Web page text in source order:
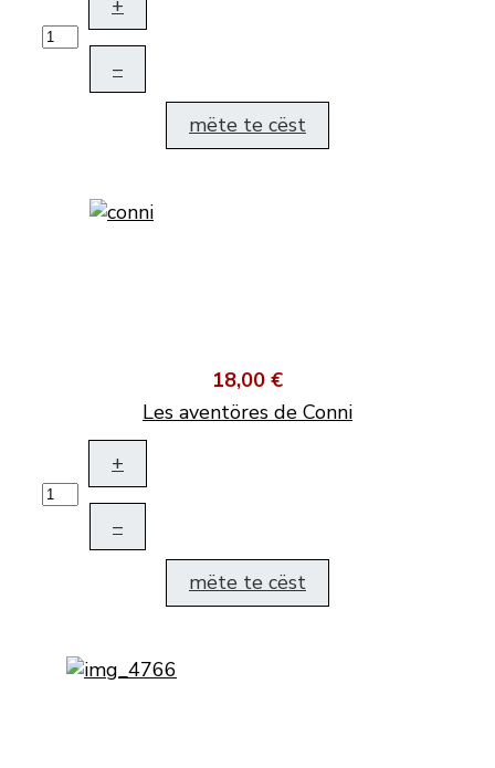
+
–
mëte te cëst
18,00 €
Les aventöres de Conni
+
–
mëte te cëst